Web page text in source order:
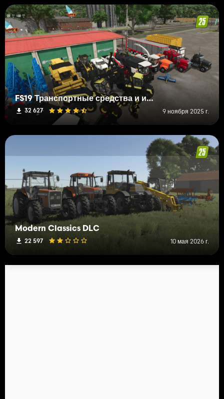
FS19 Транспортные средства и инструменты (L-R)
32 627 9 ноября 2025 г.
Modern Classics DLC
22 597 10 мая 2026 г.